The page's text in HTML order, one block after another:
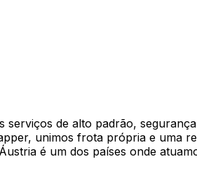
serviços de alto padrão,
unimos frota própria e uma
é um dos países onde